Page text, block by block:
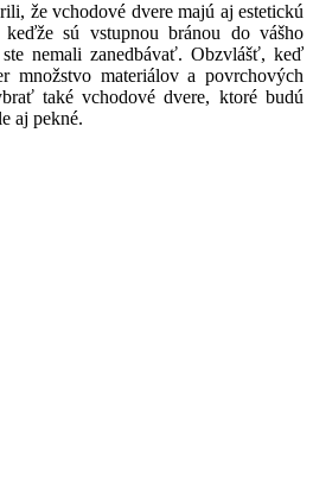
že vchodové dvere majú aj estetickú
sú vstupnou bránou do vášho
nemali zanedbávať. Obzvlášť, keď
množstvo materiálov a povrchových
také vchodové dvere, ktoré budú
aj pekné.